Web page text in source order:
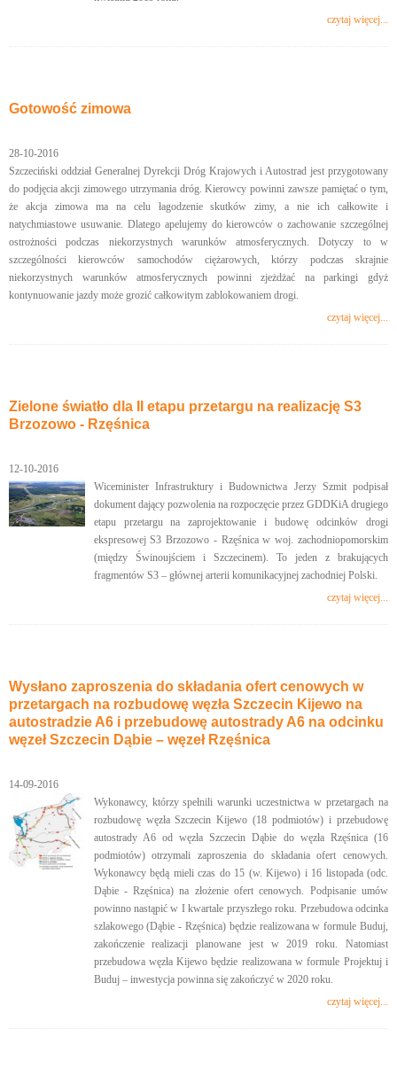
czytaj więcej...
Gotowość zimowa
28-10-2016
Szczeciński oddział Generalnej Dyrekcji Dróg Krajowych i Autostrad jest przygotowany
do podjęcia akcji zimowego utrzymania dróg. Kierowcy powinni zawsze pamiętać o tym,
że akcja zimowa ma na celu łagodzenie skutków zimy, a nie ich całkowite i
natychmiastowe usuwanie. Dlatego apelujemy do kierowców o zachowanie szczególnej
ostrożności podczas niekorzystnych warunków atmosferycznych. Dotyczy to w
szczególności kierowców samochodów ciężarowych, którzy podczas skrajnie
niekorzystnych warunków atmosferycznych powinni zjeżdżać na parkingi gdyż
kontynuowanie jazdy może grozić całkowitym zablokowaniem drogi.
czytaj więcej...
Zielone światło dla II etapu przetargu na realizację S3
Brzozowo - Rzęśnica
12-10-2016
Wiceminister Infrastruktury i Budownictwa Jerzy Szmit podpisał
dokument dający pozwolenia na rozpoczęcie przez GDDKiA drugiego
etapu przetargu na zaprojektowanie i budowę odcinków drogi
ekspresowej S3 Brzozowo - Rzęśnica w woj. zachodniopomorskim
(między Świnoujściem i Szczecinem). To jeden z brakujących
fragmentów S3 – głównej arterii komunikacyjnej zachodniej Polski.
czytaj więcej...
Wysłano zaproszenia do składania ofert cenowych w
przetargach na rozbudowę węzła Szczecin Kijewo na
autostradzie A6 i przebudowę autostrady A6 na odcinku
węzeł Szczecin Dąbie – węzeł Rzęśnica
14-09-2016
Wykonawcy, którzy spełnili warunki uczestnictwa w przetargach na
rozbudowę węzła Szczecin Kijewo (18 podmiotów) i przebudowę
autostrady A6 od węzła Szczecin Dąbie do węzła Rzęśnica (16
podmiotów) otrzymali zaproszenia do składania ofert cenowych.
Wykonawcy będą mieli czas do 15 (w. Kijewo) i 16 listopada (odc.
Dąbie - Rzęśnica) na złożenie ofert cenowych. Podpisanie umów
powinno nastąpić w I kwartale przyszłego roku. Przebudowa odcinka
szlakowego (Dąbie - Rzęśnica) będzie realizowana w formule Buduj,
zakończenie realizacji planowane jest w 2019 roku. Natomiast
przebudowa węzła Kijewo będzie realizowana w formule Projektuj i
Buduj – inwestycja powinna się zakończyć w 2020 roku.
czytaj więcej...